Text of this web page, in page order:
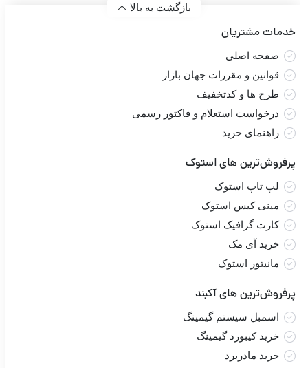
بازگشت به بالا
خدمات مشتریان
صفحه اصلی
قوانین و مقررات جهان بازار
طرح ها و کدتخفیف
درخواست استعلام و فاکتور رسمی
راهنمای خرید
پرفروش‌ترین های استوک
لپ تاپ استوک
مینی کیس استوک
کارت گرافیک استوک
خرید آی مک
مانیتور استوک
پرفروش‌ترین های آکبند
اسمبل سیستم گیمینگ
خرید کیبورد گیمینگ
خرید مادربرد